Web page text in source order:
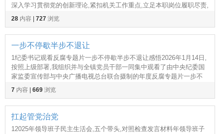
深入学习贯彻党的创新理论,紧扣机关工作重点,立足本职岗位履职尽责,
自觉践行党员义务,主动参与党组织各,12026年机关党员观看榜样年机
关党员观看榜样10专题节目
28 内容 727 浏览
一步不停歇半步不退让
1纪委书记观看反腐专题片一步不停歇半步不退让感悟2026年1月14日,
按照上级部署,我组织并与全镇党员干部一同集中观看了由中央纪委国
家监委宣传部与中央广播电视总台联合摄制的年度反腐专题片一步不
停歇半步不退让,四集专题片,十二个典型案例,犹如,1乡镇纪委书记观看
反腐专题片一步不停歇半步不退让感悟,1乡
7 内容 669 浏览
扛起管党治党
12025年领导班子民主生活会,五个带头,对照检查发言材料年领导班子